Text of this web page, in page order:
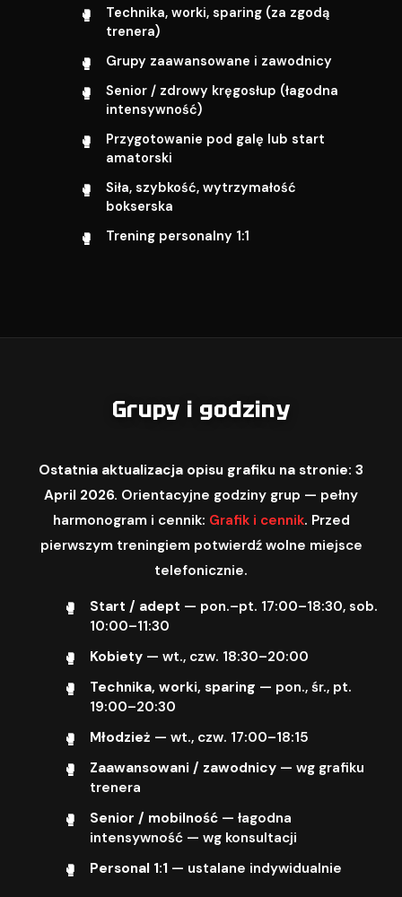
Technika, worki, sparing (za zgodą
trenera)
Grupy zaawansowane i zawodnicy
Senior / zdrowy kręgosłup (łagodna
intensywność)
Przygotowanie pod galę lub start
amatorski
Siła, szybkość, wytrzymałość
bokserska
Trening personalny 1:1
Grupy i godziny
Ostatnia aktualizacja opisu grafiku na stronie: 3
April 2026. Orientacyjne godziny grup — pełny
harmonogram i cennik: Grafik i cennik. Przed
pierwszym treningiem potwierdź wolne miejsce
telefonicznie.
Start / adept — pon.–pt. 17:00–18:30, sob.
10:00–11:30
Kobiety— wt., czw. 18:30–20:00
Technika, worki, sparing — pon., śr., pt.
19:00–20:30
Młodzież — wt., czw. 17:00–18:15
Zaawansowani / zawodnicy— wg grafiku
trenera
Senior / mobilność— łagodna
intensywność — wg konsultacji
Personal 1:1 — ustalane indywidualnie